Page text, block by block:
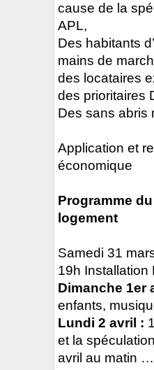
cause de la
APL,
Des habitants
mains de
des locataires
des prioritaires
Des sans abris
Application et
économique
Programme
logement
Samedi 31
19h Installation
Dimanche 1er
enfants,
Lundi 2 avril :
et la
avril au matin